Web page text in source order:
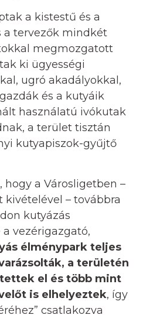
a kistestű és a
a tervezők mindkét
megmozgatott
ki ügyességi
ugró akadályokkal,
és a kutyáik
használatú ivókutak
a terület tisztán
kutyapiszok-gyűjtő
hogy a Városligetben –
– továbbra
kutyázás
vezérigazgató,
élménypark teljes
a területén
el és több mint
is elhelyeztek, így
csatlakozva